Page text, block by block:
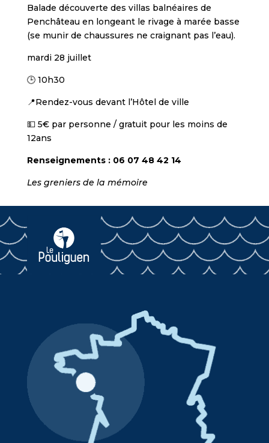
Balade découverte des villas balnéaires de
Penchâteau en longeant le rivage à marée basse
(se munir de chaussures ne craignant pas l’eau).
mardi 28 juillet
🕒 10h30
📍Rendez-vous devant l’Hôtel de ville
💵 5€ par personne / gratuit pour les moins de
12ans
Renseignements : 06 07 48 42 14
Les greniers de la mémoire